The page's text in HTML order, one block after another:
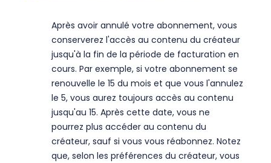
Après avoir annulé votre abonnement, vous
conserverez l'accès au contenu du créateur
jusqu'à la fin de la période de facturation en
cours. Par exemple, si votre abonnement se
renouvelle le 15 du mois et que vous l'annulez
le 5, vous aurez toujours accès au contenu
jusqu'au 15. Après cette date, vous ne
pourrez plus accéder au contenu du
créateur, sauf si vous vous réabonnez. Notez
que, selon les préférences du créateur, vous